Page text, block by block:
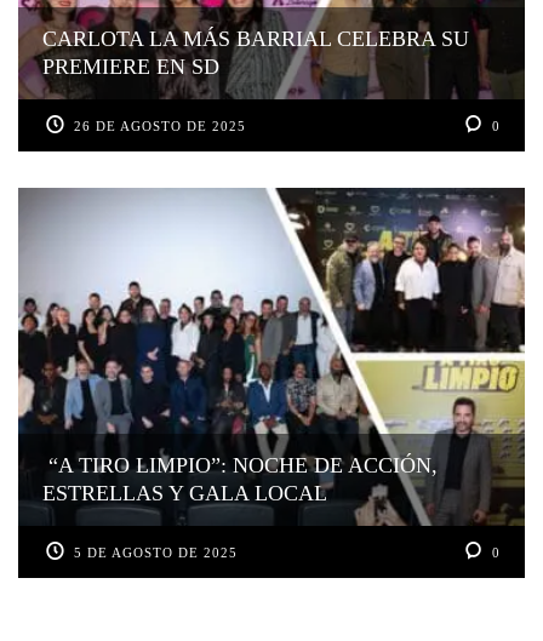
CARLOTA LA MÁS BARRIAL CELEBRA SU
PREMIERE EN SD
26 DE AGOSTO DE 2025 0
“A TIRO LIMPIO”: NOCHE DE ACCIÓN,
ESTRELLAS Y GALA LOCAL
5 DE AGOSTO DE 2025 0